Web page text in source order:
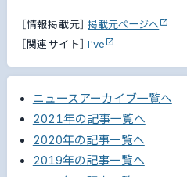
［情報掲載元］ 掲載元ページへ
［関連サイト］ I've
ニュースアーカイブ一覧へ
2021年の記事一覧へ
2020年の記事一覧へ
2019年の記事一覧へ